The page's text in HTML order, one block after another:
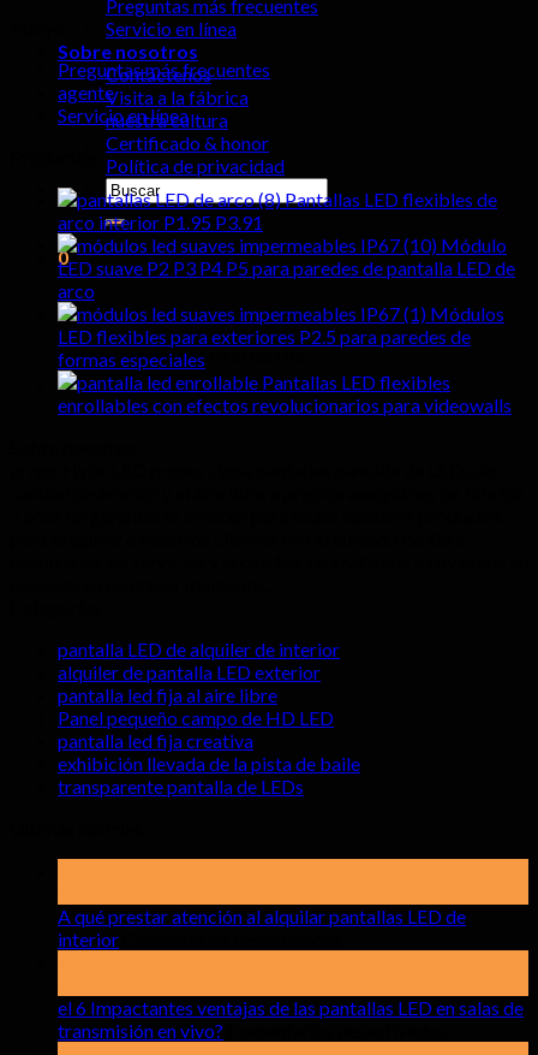
Preguntas más frecuentes
Servicio en línea
Sobre nosotros
Contáctenos
Visita a la fábrica
nuestra cultura
Certificado & honor
Política de privacidad
Buscar:
0
Carro
No hay productos en el carrito.
Preguntas más frecuentes
agente
Servicio en línea
Pantallas LED flexibles de
arco interior P1.95 P3.91
Módulo
LED suave P2 P3 P4 P5 para paredes de pantalla LED de
arco
Módulos
LED flexibles para exteriores P2.5 para paredes de
formas especiales
Pantallas LED flexibles
enrollables con efectos revolucionarios para videowalls
pantalla LED de alquiler de interior
alquiler de pantalla LED exterior
pantalla led fija al aire libre
Panel pequeño campo de HD LED
pantalla led fija creativa
exhibición llevada de la pista de baile
transparente pantalla de LEDs
A qué prestar atención al alquilar pantallas LED de
interior
prestar
el 6 Impactantes ventajas de las pantallas LED en salas de
transmisión en vivo?